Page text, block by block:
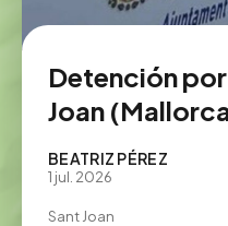
Detención
Joan
BEATRIZ PÉREZ
1 jul. 2026
Sant Joan